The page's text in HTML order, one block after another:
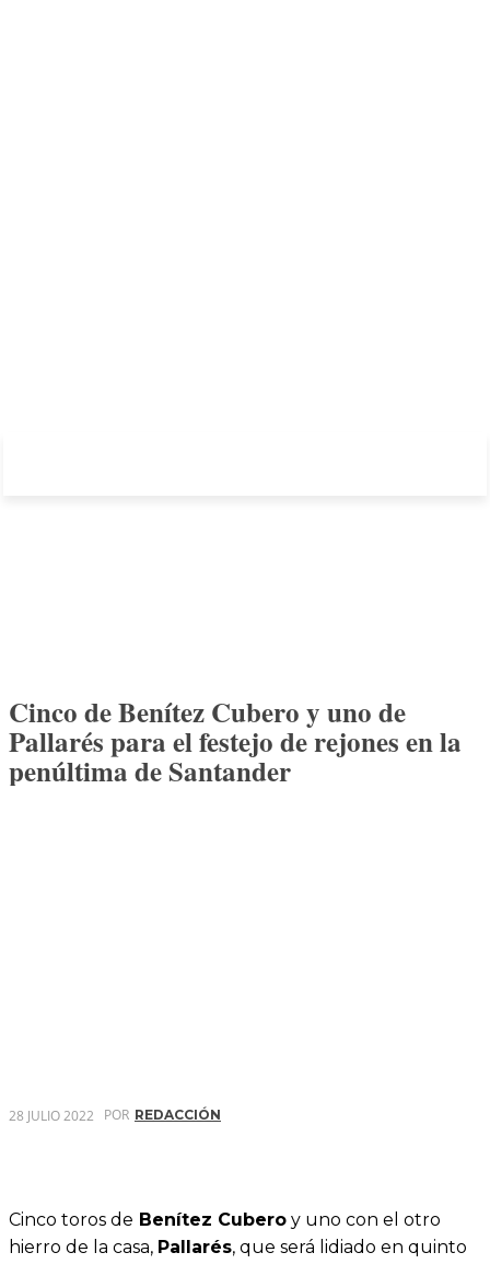
Cinco de Benítez Cubero y uno de
Pallarés para el festejo de rejones en la
penúltima de Santander
28 JULIO 2022 POR REDACCIÓN
Cinco toros de Benítez Cubero y uno con el otro
hierro de la casa, Pallarés, que será lidiado en quinto